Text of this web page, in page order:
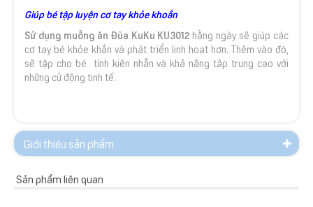
Giúp bé tập luyện cơ tay khỏe khoắn
Sử dụng muỗng ăn Đũa KuKu KU3012 hằng ngày sẽ giúp các
cơ tay bé khỏe khắn và phát triển linh hoạt hơn. Thêm vào đó,
sẽ tập cho bé tính kiên nhẫn và khả năng tập trung cao với
những cử động tinh tế.
Giới thiệu sản phẩm
Sản phẩm liên quan